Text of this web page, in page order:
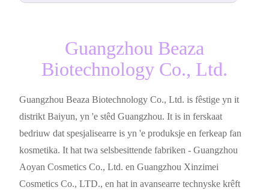
Guangzhou Beaza
Biotechnology Co., Ltd.
Guangzhou Beaza Biotechnology Co., Ltd. is fêstige yn it
distrikt Baiyun, yn 'e stêd Guangzhou. It is in ferskaat
bedriuw dat spesjalisearre is yn 'e produksje en ferkeap fan
kosmetika. It hat twa selsbesittende fabriken - Guangzhou
Aoyan Cosmetics Co., Ltd. en Guangzhou Xinzimei
Cosmetics Co., LTD., en hat in avansearre technyske krêft